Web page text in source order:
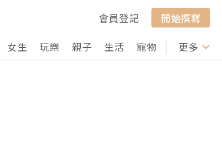
會員登記
開始撰寫
女生 玩樂 親子 生活 寵物 行山 打卡
更多